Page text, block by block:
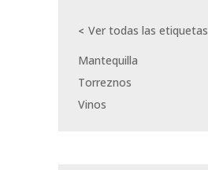
Ver todas las etiquetas
Mantequilla
Torreznos
Vinos